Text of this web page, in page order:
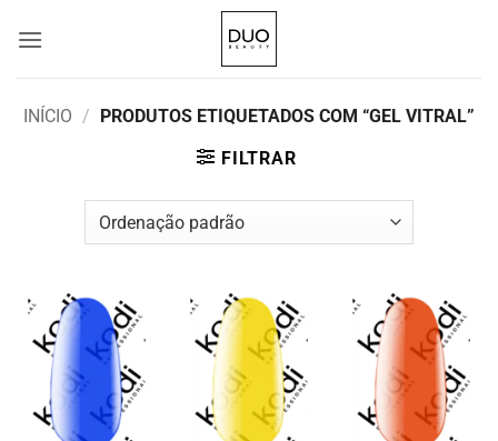
INÍCIO / PRODUTOS ETIQUETADOS COM “GEL VITRAL”
FILTRAR